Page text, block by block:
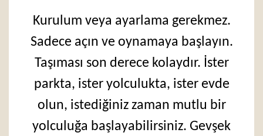
Kurulum veya ayarlama gerekmez.
Sadece açın ve oynamaya başlayın.
Taşıması son derece kolaydır. İster
parkta, ister yolculukta, ister evde
olun, istediğiniz zaman mutlu bir
yolculuğa başlayabilirsiniz. Gevşek